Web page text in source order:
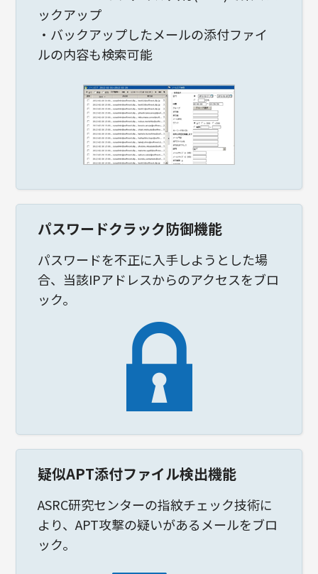
ックアップ
・バックアップしたメールの添付ファイ
ルの内容も検索可能
パスワードクラック防御機能
パスワードを不正に入手しようとした場
合、当該IPアドレスからのアクセスをブロ
ック。
疑似APT添付ファイル検出機能
ASRC研究センターの指紋チェック技術に
より、APT攻撃の疑いがあるメールをブロ
ック。